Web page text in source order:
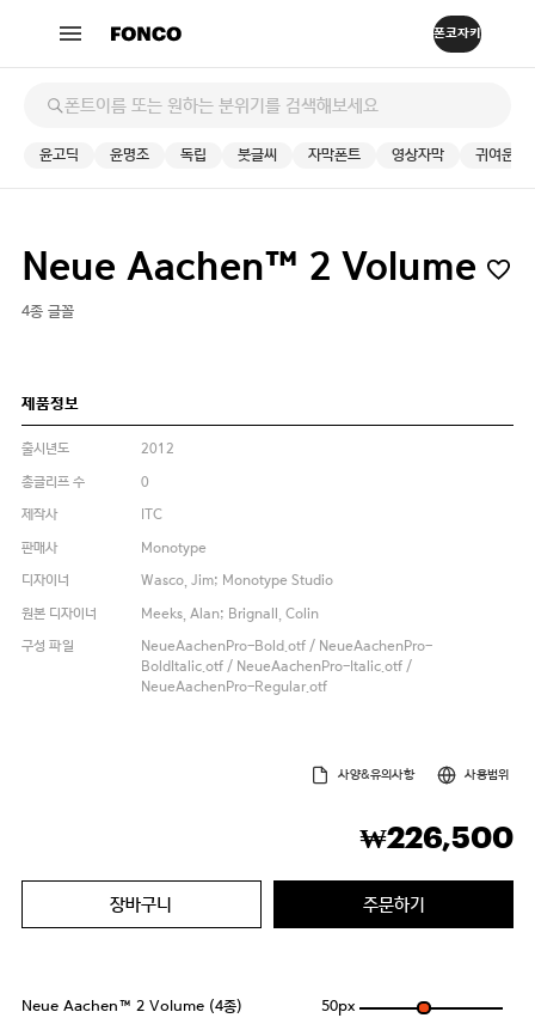
윤고딕 윤명조 독립 붓글씨 자막폰트 영상자막 귀여운
Neue Aachen™ 2 Volume
4종 글꼴
제품정보
출시년도
2012
총글리프 수
0
제작사
ITC
판매사
Monotype
디자이너
Wasco, Jim; Monotype Studio
원본 디자이너
Meeks, Alan; Brignall, Colin
구성 파일
NeueAachenPro-Bold.otf / NeueAachenPro-
BoldItalic.otf / NeueAachenPro-Italic.otf /
NeueAachenPro-Regular.otf
사양&유의사항 사용범위
₩226,500
장바구니 주문하기
Neue Aachen™ 2 Volume (4종) 50px